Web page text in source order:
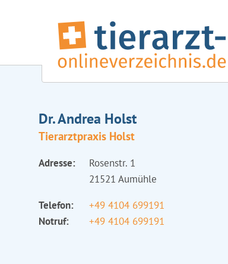
Dr. Andrea Holst
Tierarztpraxis Holst
Adresse:
Rosenstr. 1
21521 Aumühle
Telefon:
+49 4104 699191
Notruf:
+49 4104 699191